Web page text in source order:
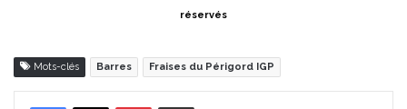
réservés
Mots-clés Barres Fraises du Périgord IGP